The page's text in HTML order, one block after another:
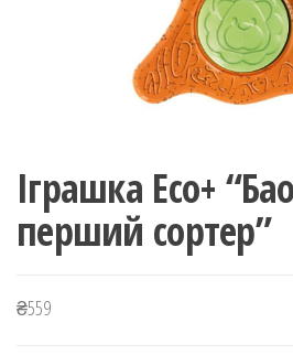
Іграшка Eco+
перший сортер”
₴559